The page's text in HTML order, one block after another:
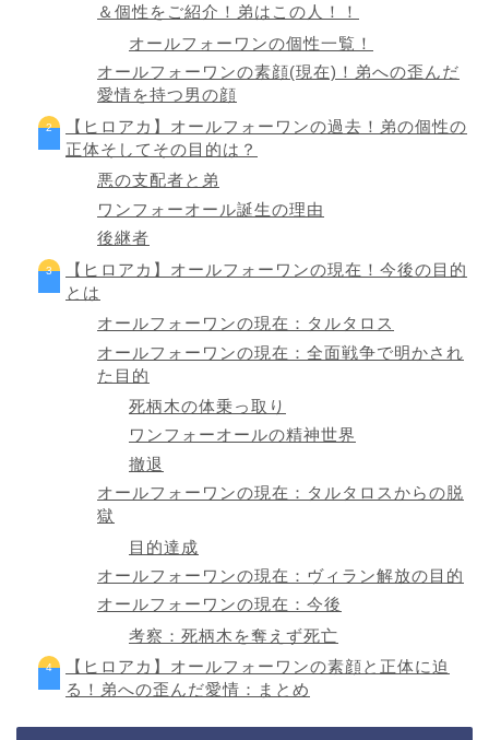
＆個性をご紹介！弟はこの人！！
オールフォーワンの個性一覧！
オールフォーワンの素顔(現在)！弟への歪んだ
愛情を持つ男の顔
【ヒロアカ】オールフォーワンの過去！弟の個性の
正体そしてその目的は？
悪の支配者と弟
ワンフォーオール誕生の理由
後継者
【ヒロアカ】オールフォーワンの現在！今後の目的
とは
オールフォーワンの現在：タルタロス
オールフォーワンの現在：全面戦争で明かされ
た目的
死柄木の体乗っ取り
ワンフォーオールの精神世界
撤退
オールフォーワンの現在：タルタロスからの脱
獄
目的達成
オールフォーワンの現在：ヴィラン解放の目的
オールフォーワンの現在：今後
考察：死柄木を奪えず死亡
【ヒロアカ】オールフォーワンの素顔と正体に迫
る！弟への歪んだ愛情：まとめ